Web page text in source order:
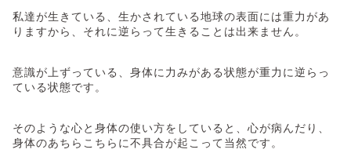
私達が生きている、生かされている地球の表面には重力があ
りますから、それに逆らって生きることは出来ません。
意識が上ずっている、身体に力みがある状態が重力に逆らっ
ている状態です。
そのような心と身体の使い方をしていると、心が病んだり、
身体のあちらこちらに不具合が起こって当然です。